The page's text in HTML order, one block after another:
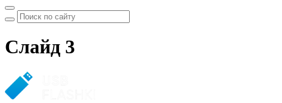
Слайд 3